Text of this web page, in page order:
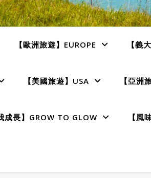
【歐洲旅遊】EUROPE 【義
【美國旅遊】USA 【亞洲
成長】GROW TO GLOW 【風